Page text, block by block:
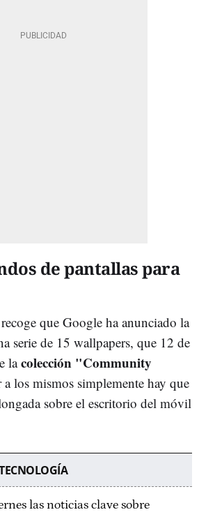
de pantallas para
recoge que Google ha anunciado la
serie de 15 wallpapers, que 12 de
lacolección "Community
a los mismos simplemente hay que
sobre el escritorio del móvil
las noticias clave sobre